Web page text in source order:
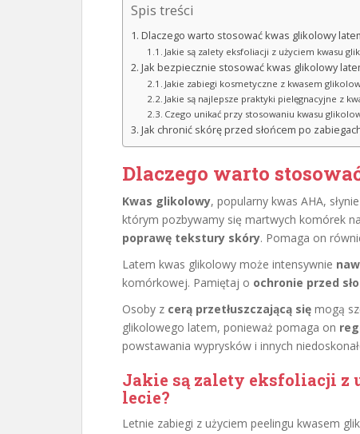
Spis treści
Dlaczego warto stosować kwas glikolowy
Jakie są zalety eksfoliacji z użyciem kwasu
Jak bezpiecznie stosować kwas glikolowy
Jakie zabiegi kosmetyczne z kwasem
Jakie są najlepsze praktyki pielęgnacyjne z
Czego unikać przy stosowaniu kwasu
Jak chronić skórę przed słońcem po
Dlaczego warto
Kwas glikolowy, popularny kwas AHA,
którym pozbywamy się martwych komórek
poprawę tekstury skóry. Pomaga on
Latem kwas glikolowy może intensywnie
komórkowej. Pamiętaj o ochronie przed
Osoby z cerą przetłuszczającą się mogą
glikolowego latem, ponieważ pomaga on
powstawania wyprysków i innych
Jakie są zalety eksfoliacji z
lecie?
Letnie zabiegi z użyciem peelingu kwasem